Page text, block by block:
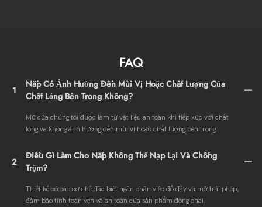
FAQ
1
Nắp Có Ảnh Hưởng Đến Mùi Vị Hoặc Chất Lượng Của
Chất Lỏng Bên Trong Không?
Mũ của chúng tôi được làm từ vật liệu an toàn khi tiếp xúc với chất
lỏng và không ảnh hưởng đến mùi vị hoặc chất lượng bên trong.
2
Điều Gì Làm Cho Nắp Không Thể Nạp Lại Và Chống
Trộm?
Thiết kế có các cơ chế đặc biệt ngăn chặn việc đổ đầy và mở trái phép,
đảm bảo tính toàn vẹn và an toàn của sản phẩm đóng chai.